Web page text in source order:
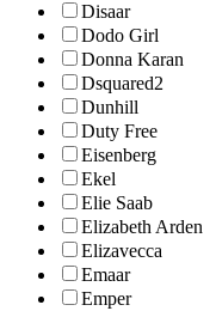
Disaar
Dodo Girl
Donna Karan
Dsquared2
Dunhill
Duty Free
Eisenberg
Ekel
Elie Saab
Elizabeth Arden
Elizavecca
Emaar
Emper